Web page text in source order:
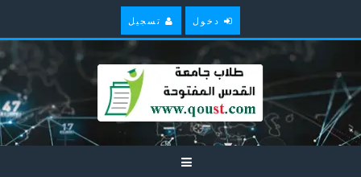
دخول تسجيل